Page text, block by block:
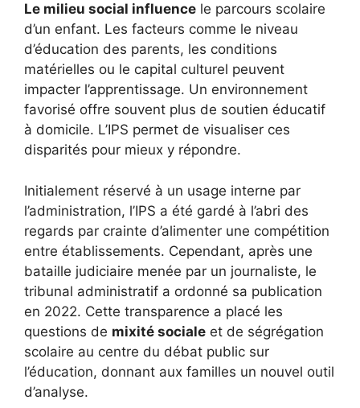
Le milieu social influence le parcours scolaire
d’un enfant. Les facteurs comme le niveau
d’éducation des parents, les conditions
matérielles ou le capital culturel peuvent
impacter l’apprentissage. Un environnement
favorisé offre souvent plus de soutien éducatif
à domicile. L’IPS permet de visualiser ces
disparités pour mieux y répondre.
Initialement réservé à un usage interne par
l’administration, l’IPS a été gardé à l’abri des
regards par crainte d’alimenter une compétition
entre établissements. Cependant, après une
bataille judiciaire menée par un journaliste, le
tribunal administratif a ordonné sa publication
en 2022. Cette transparence a placé les
questions de mixité sociale et de ségrégation
scolaire au centre du débat public sur
l’éducation, donnant aux familles un nouvel outil
d’analyse.